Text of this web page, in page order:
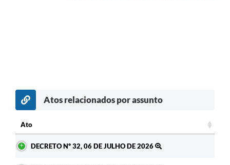
Atos relacionados por assunto
Ato
DECRETO Nº 32, 06 DE JULHO DE 2026